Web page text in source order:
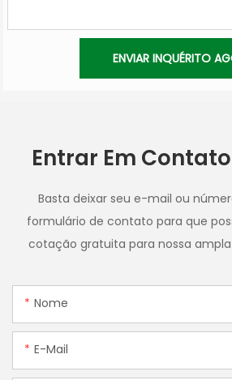
ENVIAR INQUÉRITO
Entrar Em
Basta deixar seu e-mail ou
formulário de contato para que
cotação gratuita para nossa
Nome
E-Mail